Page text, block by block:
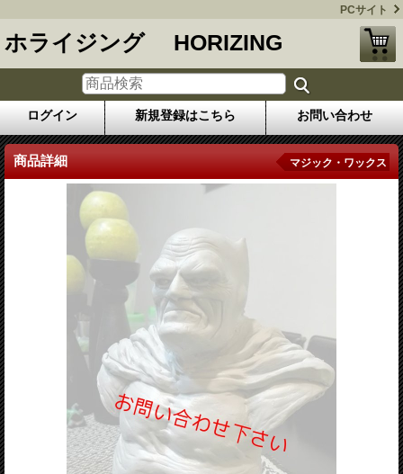
PCサイト
ホライジング HORIZING
ログイン 新規登録はこちら お問い合わせ
商品詳細 マジック・ワックス